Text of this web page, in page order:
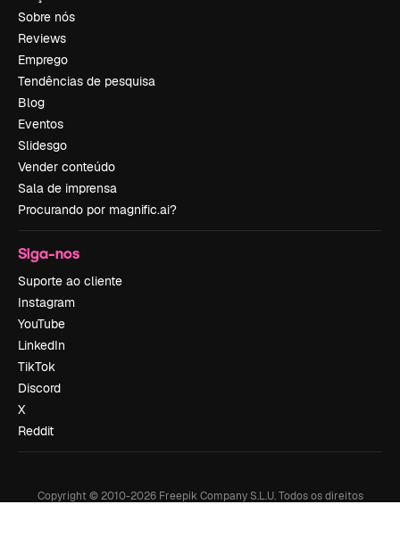
Sobre nós
Reviews
Emprego
Tendências de pesquisa
Blog
Eventos
Slidesgo
Vender conteúdo
Sala de imprensa
Procurando por magnific.ai?
Siga-nos
Suporte ao cliente
Instagram
YouTube
LinkedIn
TikTok
Discord
X
Reddit
Copyright © 2010-2026Freepik Company S.L.U. Todos os direitos